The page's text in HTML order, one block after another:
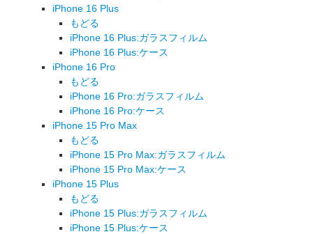
iPhone 16 Plus
もどる
iPhone 16 Plus:ガラスフィルム
iPhone 16 Plus:ケース
iPhone 16 Pro
もどる
iPhone 16 Pro:ガラスフィルム
iPhone 16 Pro:ケース
iPhone 15 Pro Max
もどる
iPhone 15 Pro Max:ガラスフィルム
iPhone 15 Pro Max:ケース
iPhone 15 Plus
もどる
iPhone 15 Plus:ガラスフィルム
iPhone 15 Plus:ケース